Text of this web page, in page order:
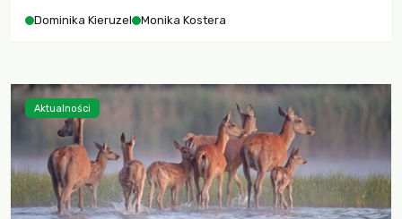
Dominika Kieruzel Monika Kostera
Aktualności